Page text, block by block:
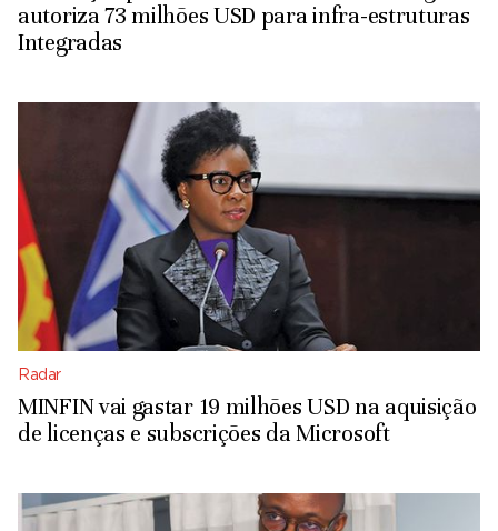
autoriza 73 milhões USD para infra-estruturas
Integradas
Radar
MINFIN vai gastar 19 milhões USD na aquisição
de licenças e subscrições da Microsoft